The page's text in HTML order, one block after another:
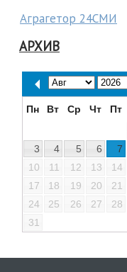
Аграгетор 24СМИ
АРХИВ
Пн Вт Ср Чт Пт
3
4 5 6 7
10
11 12 13 14
17
18 19 20 21
24
25 26 27 28
31